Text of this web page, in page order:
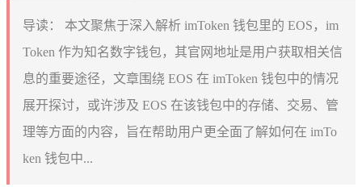
导读：
本文聚焦于深入解析 imToken 钱包里的 EOS，im
Token 作为知名数字钱包，其官网地址是用户获取相关信
息的重要途径，文章围绕 EOS 在 imToken 钱包中的情况
展开探讨，或许涉及 EOS 在该钱包中的存储、交易、管
理等方面的内容，旨在帮助用户更全面了解如何在 imTo
ken 钱包中...